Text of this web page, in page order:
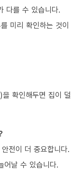
다를 수 있습니다.
미리 확인하는 것이
확인해두면 집이 덜
전이 더 중요합니다.
어날 수 있습니다.